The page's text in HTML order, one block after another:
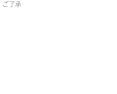
ご了承